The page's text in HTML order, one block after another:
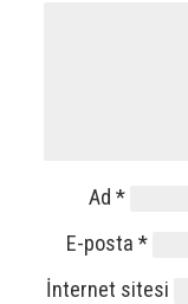
Ad*
E-posta*
İnternet sitesi